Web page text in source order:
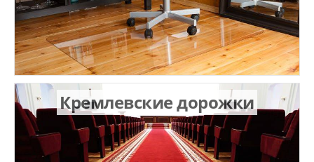
Кремлевские дорожки